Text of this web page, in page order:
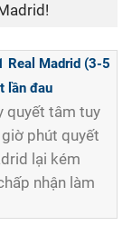
Real Madrid (3-5
lần đau
quyết tâm tuy
phút quyết
lại kém
nhận làm